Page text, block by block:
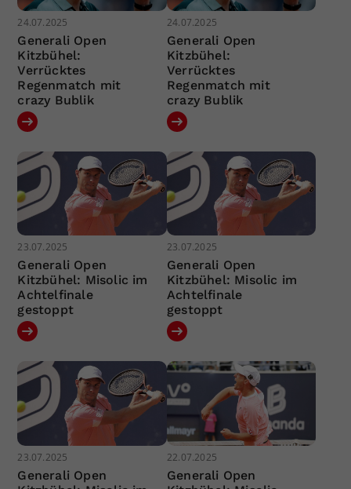
24.07.2025
Generali Open
Kitzbühel:
Verrücktes
Regenmatch mit
crazy Bublik
24.07.2025
Generali Open
Kitzbühel:
Verrücktes
Regenmatch mit
crazy Bublik
23.07.2025
Generali Open
Kitzbühel: Misolic im
Achtelfinale
gestoppt
23.07.2025
Generali Open
Kitzbühel: Misolic im
Achtelfinale
gestoppt
23.07.2025
Generali Open
22.07.2025
Generali Open